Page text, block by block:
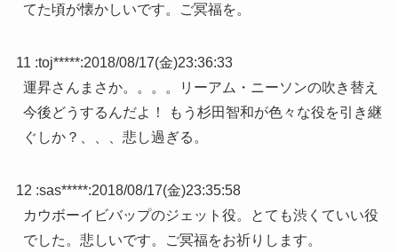
てた頃が懐かしいです。ご冥福を。
11 :toj*****:2018/08/17(金)23:36:33
運昇さんまさか。。。。リーアム・ニーソンの吹き替え
今後どうするんだよ！ もう杉田智和が色々な役を引き継
ぐしか？、、、悲し過ぎる。
12 :sas*****:2018/08/17(金)23:35:58
カウボーイビバップのジェット役。とても渋くていい役
でした。悲しいです。ご冥福をお祈りします。